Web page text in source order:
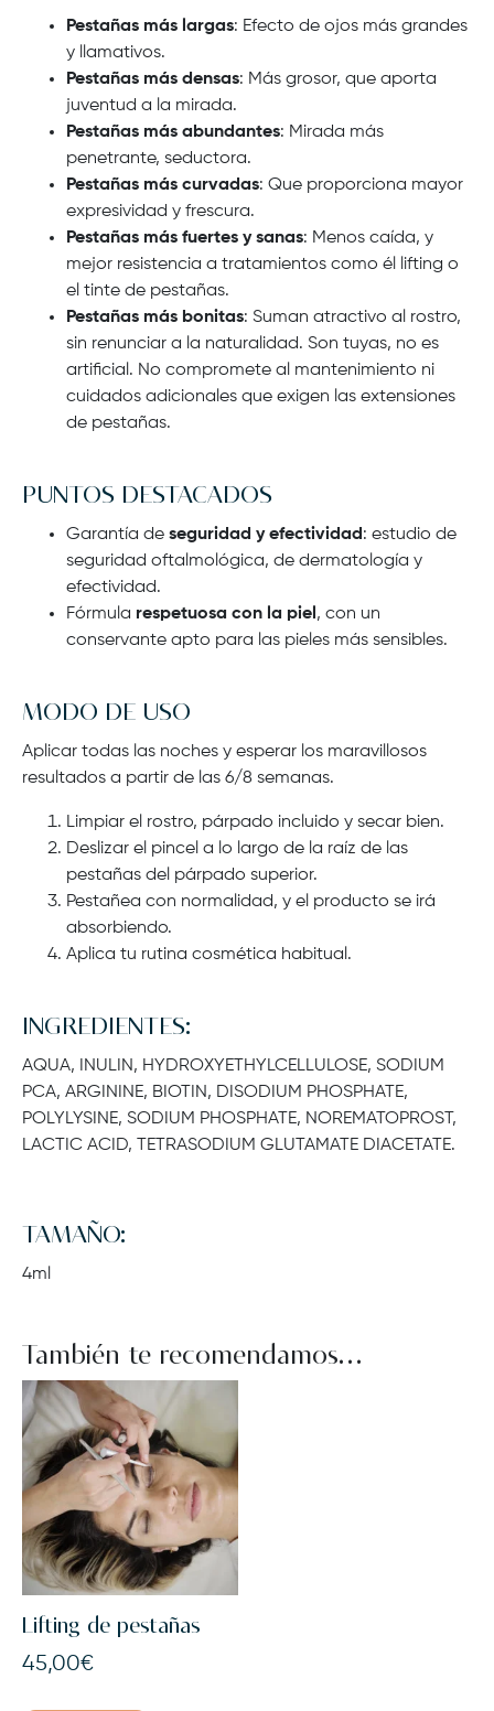
Pestañas más largas: Efecto de ojos más grandes
y llamativos.
Pestañas más densas: Más grosor, que aporta
juventud a la mirada.
Pestañas más abundantes: Mirada más
penetrante, seductora.
Pestañas más curvadas: Que proporciona mayor
expresividad y frescura.
Pestañas más fuertes y sanas: Menos caída, y
mejor resistencia a tratamientos como él lifting o
el tinte de pestañas.
Pestañas más bonitas: Suman atractivo al rostro,
sin renunciar a la naturalidad. Son tuyas, no es
artificial. No compromete al mantenimiento ni
cuidados adicionales que exigen las extensiones
de pestañas.
PUNTOS DESTACADOS
Garantía de seguridad y efectividad : estudio de
seguridad oftalmológica, de dermatología y
efectividad.
Fórmula respetuosa con la piel , con un
conservante apto para las pieles más sensibles.
MODO DE USO
Aplicar todas las noches y esperar los maravillosos
resultados a partir de las 6/8 semanas.
Limpiar el rostro, párpado incluido y secar bien.
Deslizar el pincel a lo largo de la raíz de las
pestañas del párpado superior.
Pestañea con normalidad, y el producto se irá
absorbiendo.
Aplica tu rutina cosmética habitual.
INGREDIENTES:
AQUA, INULIN, HYDROXYETHYLCELLULOSE, SODIUM
PCA, ARGININE, BIOTIN, DISODIUM PHOSPHATE,
POLYLYSINE, SODIUM PHOSPHATE, NOREMATOPROST,
LACTIC ACID, TETRASODIUM GLUTAMATE DIACETATE.
TAMAÑO:
4ml
También te recomendamos…
Lifting de pestañas
45,00€